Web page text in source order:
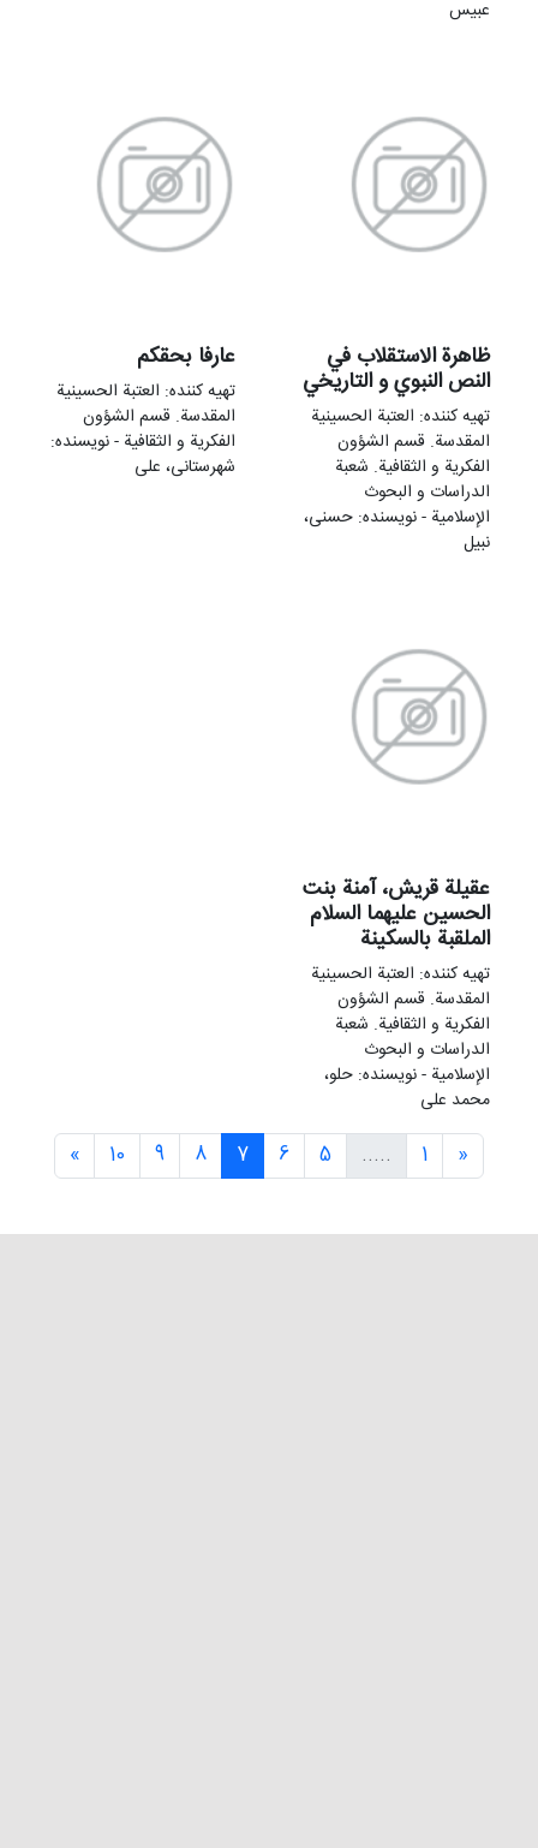
عبیس
ظاهرة الاستقلاب في
النص النبوي و التاريخي
تهيه کننده: العتبة الحسینیة
المقدسة. قسم الشؤون
الفکریة و الثقافیة. شعبة
الدراسات و البحوث
الإسلامیة - نویسنده: حسنی،
نبیل
عارفا بحقكم
تهيه کننده: العتبة الحسینیة
المقدسة. قسم الشؤون
الفکریة و الثقافیة - نویسنده:
شهرستانی، علی
عقیلة قریش، آمنة بنت
الحسين عليهما السلام
الملقبة بالسکینة
تهيه کننده: العتبة الحسینیة
المقدسة. قسم الشؤون
الفکریة و الثقافیة. شعبة
الدراسات و البحوث
الإسلامیة - نویسنده: حلو،
محمد علی
«
1
.....
5
6
7
8
9
10
»